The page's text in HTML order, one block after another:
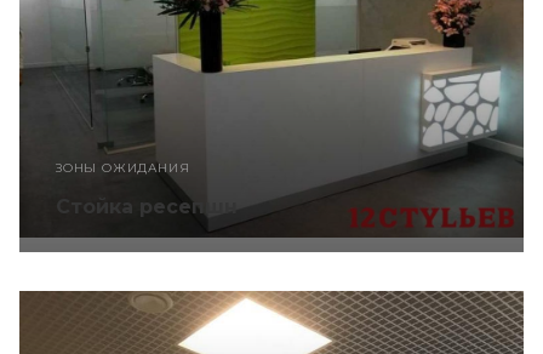
ЗОНЫ ОЖИДАНИЯ
Стойка ресепшн